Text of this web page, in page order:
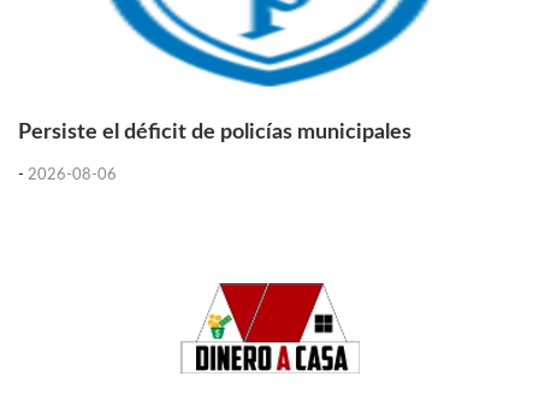
Persiste el déficit de policías municipales
- 2026-08-06